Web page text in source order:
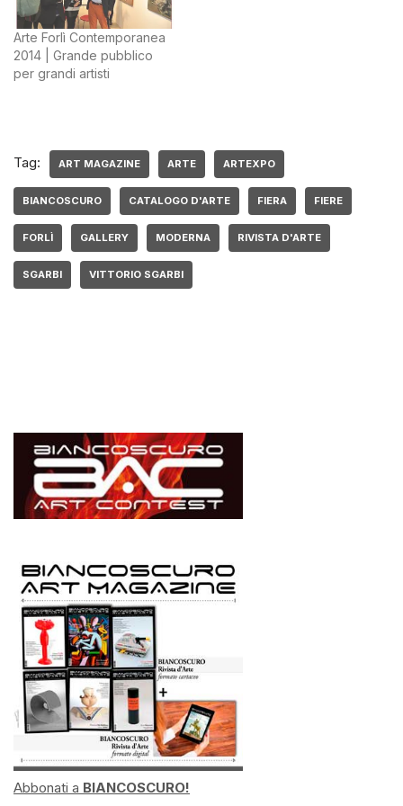
Arte Forlì Contemporanea
2014 | Grande pubblico
per grandi artisti
Tag: ART MAGAZINE ARTE ARTEXPO
BIANCOSCURO CATALOGO D'ARTE FIERA FIERE
FORLÌ GALLERY MODERNA RIVISTA D'ARTE
SGARBI VITTORIO SGARBI
Abbonati a BIANCOSCURO!